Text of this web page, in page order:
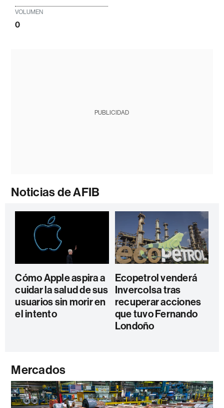
VOLUMEN
0
PUBLICIDAD
Noticias de AFIB
Cómo Apple aspira a
cuidar la salud de sus
usuarios sin morir en
el intento
Ecopetrol venderá
Invercolsa tras
recuperar acciones
que tuvo Fernando
Londoño
Mercados